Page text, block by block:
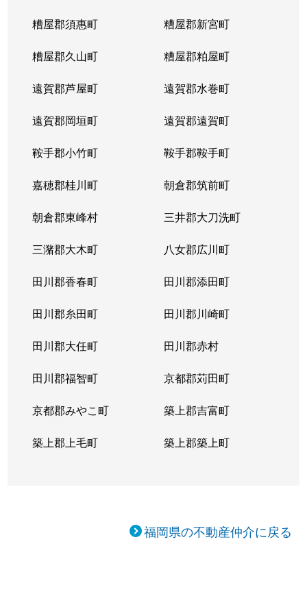
糟屋郡須惠町 糟屋郡新宮町
糟屋郡久山町 糟屋郡粕屋町
遠賀郡芦屋町 遠賀郡水巻町
遠賀郡岡垣町 遠賀郡遠賀町
鞍手郡小竹町 鞍手郡鞍手町
嘉穂郡桂川町 朝倉郡筑前町
朝倉郡東峰村 三井郡大刀洗町
三潴郡大木町 八女郡広川町
田川郡香春町 田川郡添田町
田川郡糸田町 田川郡川崎町
田川郡大任町 田川郡赤村
田川郡福智町 京都郡苅田町
京都郡みやこ町 築上郡吉富町
築上郡上毛町 築上郡築上町
福岡県の不動産仲介に戻る